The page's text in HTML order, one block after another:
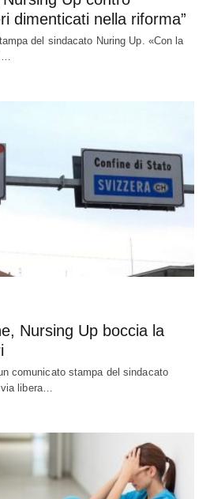
dimenticati nella riforma”
del sindacato Nuring Up. «Con la
Nursing Up boccia la
comunicato stampa del sindacato
libera…